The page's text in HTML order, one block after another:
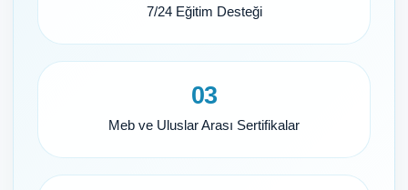
7/24 Eğitim Desteği
03
Meb ve Uluslar Arası Sertifikalar